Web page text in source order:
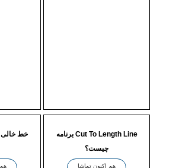
خط خالی
برنامه Cut To Length Line
چیست؟
هم اکنون تماشا